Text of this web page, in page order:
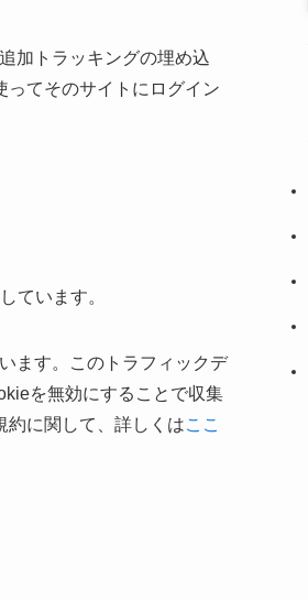
加トラッキングの埋め込
ってそのサイトにログイン
ています。
ます。このトラフィックデ
を無効にすることで収集
約に関して、詳しくはここ